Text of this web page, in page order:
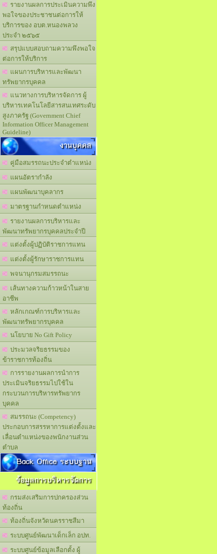
รายงานผลการประเมินความพึง
พอใจของประชาชนต่อการให้
บริการของ อบต.หนองพลวง
ประจำ ๒๕๖๕
สรุปแบบสอบถามความพึงพอใจ
ต่อการให้บริการ
แผนการบริหารและพัฒนา
ทรัพยากรบุคคล
แนวทางการบริหารจัดการ ผู้
บริหารเทคโนโลยีสารสนเทศระดับ
สูงภาครัฐ (Government Chief
Information Officer Management
Guideline)
งานบุคคล
คู่มือสมรรถนะประจำตำแหน่ง
แผนอัตรากำลัง
แผนพัฒนาบุคลากร
มาตรฐานกำหนดตำแหน่ง
รายงานผลการบริหารและ
พัฒนาทรัพยากรบุคคลประจำปี
แต่งตั้งผู้ปฏิบัติราชการแทน
แต่งตั้งผู้รักษาราชการแทน
พจนานุกรมสมรรถนะ
เส้นทางความก้าวหน้าในสาย
อาชีพ
หลักเกณฑ์การบริหารและ
พัฒนาทรัพยากรบุคคล
นโยบาย No Gift Policy
ประมวลจริยธรรมของ
ข้าราชการท้องถิ่น
การรายงานผลการนำการ
ประเมินจริยธรรมไปใช้ใน
กระบวนการบริหารทรัพยากร
บุคคล
สมรรถนะ (Competency)
ประกอบการสรรหาการแต่งตั้งและ
เลื่อนตำแหน่งของพนักงานส่วน
ตำบล
Back Office ระบบฐาน
ข้อมูลการบริหารจัดการ
กรมส่งเสริมการปกครองส่วน
ท้องถิ่น
ท้องถิ่นจังหวัดนครราชสีมา
ระบบศูนย์พัฒนาเด็กเล็ก อปท.
ระบบศูนย์ข้อมูลเลือกตั้ง ผู้